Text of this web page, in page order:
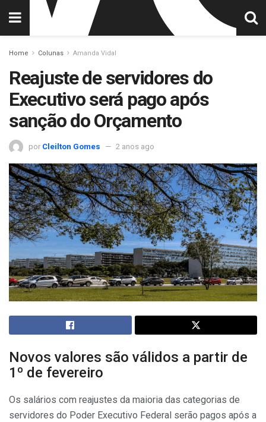
Home Colunas Amanda Vidal
Reajuste de servidores do
Executivo será pago após
sanção do Orçamento
por Cleilton Gomes 2 anos ago
Novos valores são válidos a partir de
1º de fevereiro
Os salários com reajustes da maioria das categorias de
servidores do Poder Executivo Federal serão pagos após a